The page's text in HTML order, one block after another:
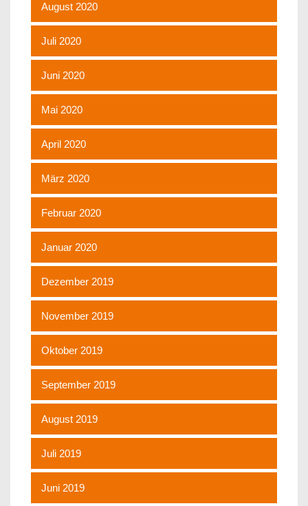
August 2020
Juli 2020
Juni 2020
Mai 2020
April 2020
März 2020
Februar 2020
Januar 2020
Dezember 2019
November 2019
Oktober 2019
September 2019
August 2019
Juli 2019
Juni 2019